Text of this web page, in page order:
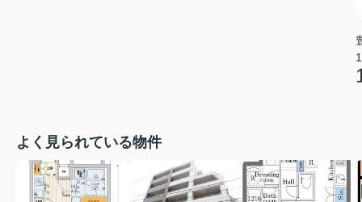
よく見られている物件